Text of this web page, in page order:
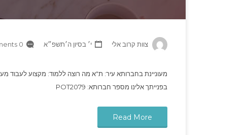
צוות קרוב אלי י׳ בסיון ה׳תשפ״א 0 Comments
מעוניינת בחברותא עיר: ת"א מה רוצה ללמוד: מקצוע לעבוד
בפנייתך אלינו מספר חברותא: POT2079
Read More